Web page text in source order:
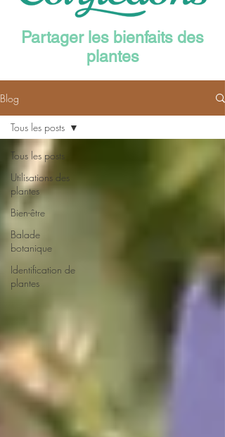
Partager les bienfaits des
plantes
Blog
Tous les posts
Utilisations des
plantes
Bien-être
Balade
botanique
Identification de
plantes
Tous les posts